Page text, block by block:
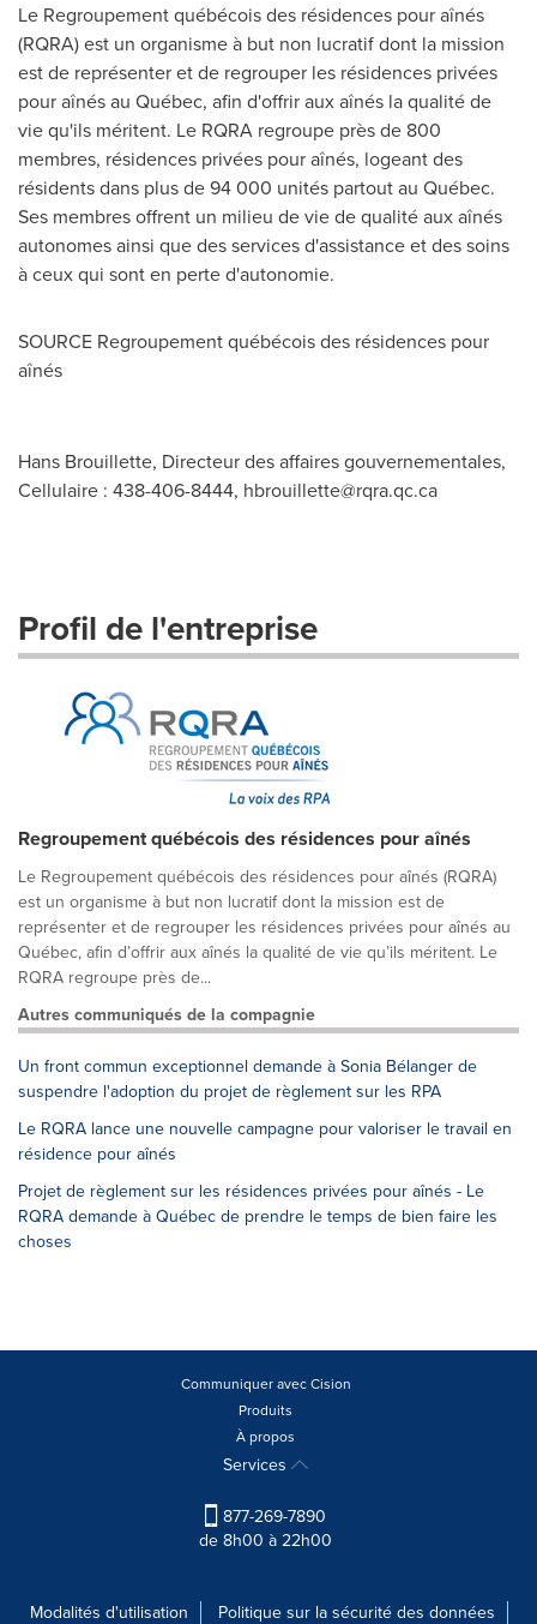
Le Regroupement québécois des résidences pour aînés
(RQRA) est un organisme à but non lucratif dont la mission
est de représenter et de regrouper les résidences privées
pour aînés au Québec, afin d'offrir aux aînés la qualité de
vie qu'ils méritent. Le RQRA regroupe près de 800
membres, résidences privées pour aînés, logeant des
résidents dans plus de 94 000 unités partout au Québec.
Ses membres offrent un milieu de vie de qualité aux aînés
autonomes ainsi que des services d'assistance et des soins
à ceux qui sont en perte d'autonomie.
SOURCE Regroupement québécois des résidences pour
aînés
Hans Brouillette, Directeur des affaires gouvernementales,
Cellulaire : 438-406-8444, hbrouillette@rqra.qc.ca
Profil de l'entreprise
Regroupement québécois des résidences pour aînés
Le Regroupement québécois des résidences pour aînés (RQRA)
est un organisme à but non lucratif dont la mission est de
représenter et de regrouper les résidences privées pour aînés au
Québec, afin d’offrir aux aînés la qualité de vie qu’ils méritent. Le
RQRA regroupe près de...
Autres communiqués de la compagnie
Un front commun exceptionnel demande à Sonia Bélanger de
suspendre l'adoption du projet de règlement sur les RPA
Le RQRA lance une nouvelle campagne pour valoriser le travail en
résidence pour aînés
Projet de règlement sur les résidences privées pour aînés - Le
RQRA demande à Québec de prendre le temps de bien faire les
choses
Communiquer avec Cision
Produits
À propos
Services
877-269-7890
de 8h00 à 22h00
Modalités d'utilisation Politique sur la sécurité des données